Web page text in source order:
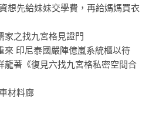
想先給妹妹交學費，再給媽媽買衣
家之找九宮格見證門
來 印尼泰國嚴陣億嵐系統櫃以待
龍著《復見六找九宮格私密空間合
材料廊